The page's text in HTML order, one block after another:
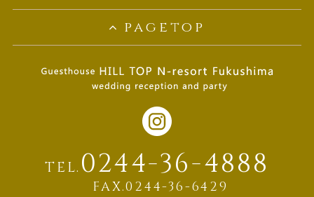
pagetop
TEL. 0244-36-4888
FAX.0244-36-6429